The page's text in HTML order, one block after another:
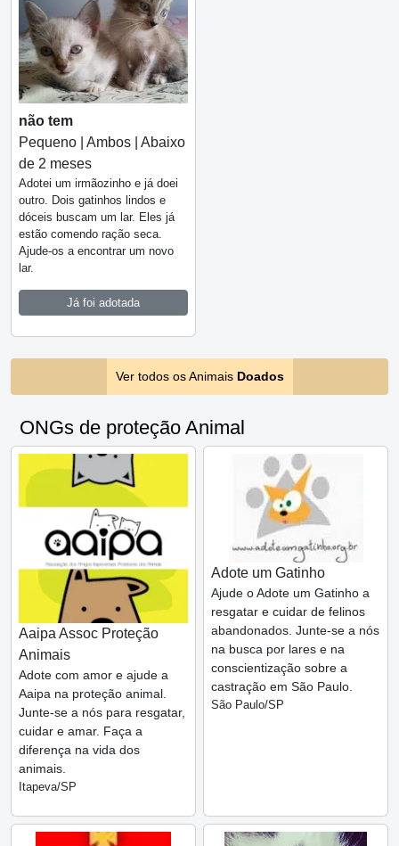
não tem
Pequeno | Ambos | Abaixo
de 2 meses
Adotei um irmãozinho e já doei
outro. Dois gatinhos lindos e
dóceis buscam um lar. Eles já
estão comendo ração seca.
Ajude-os a encontrar um novo
lar.
Já foi adotada
Ver todos os Animais Doados
ONGs de proteção Animal
Aaipa Assoc Proteção
Animais
Adote com amor e ajude a
Aaipa na proteção animal.
Junte-se a nós para resgatar,
cuidar e amar. Faça a
diferença na vida dos
animais.
Itapeva/SP
Adote um Gatinho
Ajude o Adote um Gatinho a
resgatar e cuidar de felinos
abandonados. Junte-se a nós
na busca por lares e na
conscientização sobre a
castração em São Paulo.
São Paulo/SP